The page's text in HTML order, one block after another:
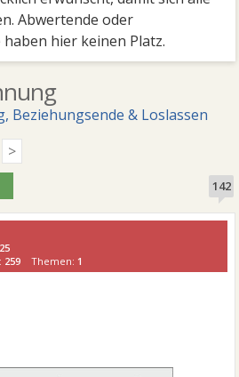
Abwertende oder
hier keinen Platz.
Beziehungsende & Loslassen
>
142
259 Themen: 1